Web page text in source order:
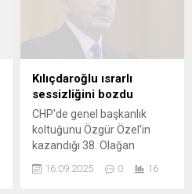
için dikkat çeken bir çağrıda
bulundu. Vatandaşlara
seslenen Karaduman,
mümkün olduğu ölçüde
alışverişlerin peşin ve nakit
yapılmasını isteyerek, küçük
esnafın...
Kılıçdaroğlu ısrarlı
sessizliğini bozdu
CHP'de genel başkanlık
koltuğunu Özgür Özel'in
kazandığı 38. Olağan
davanın 4. duruşması dün
16.09.2025 0 16